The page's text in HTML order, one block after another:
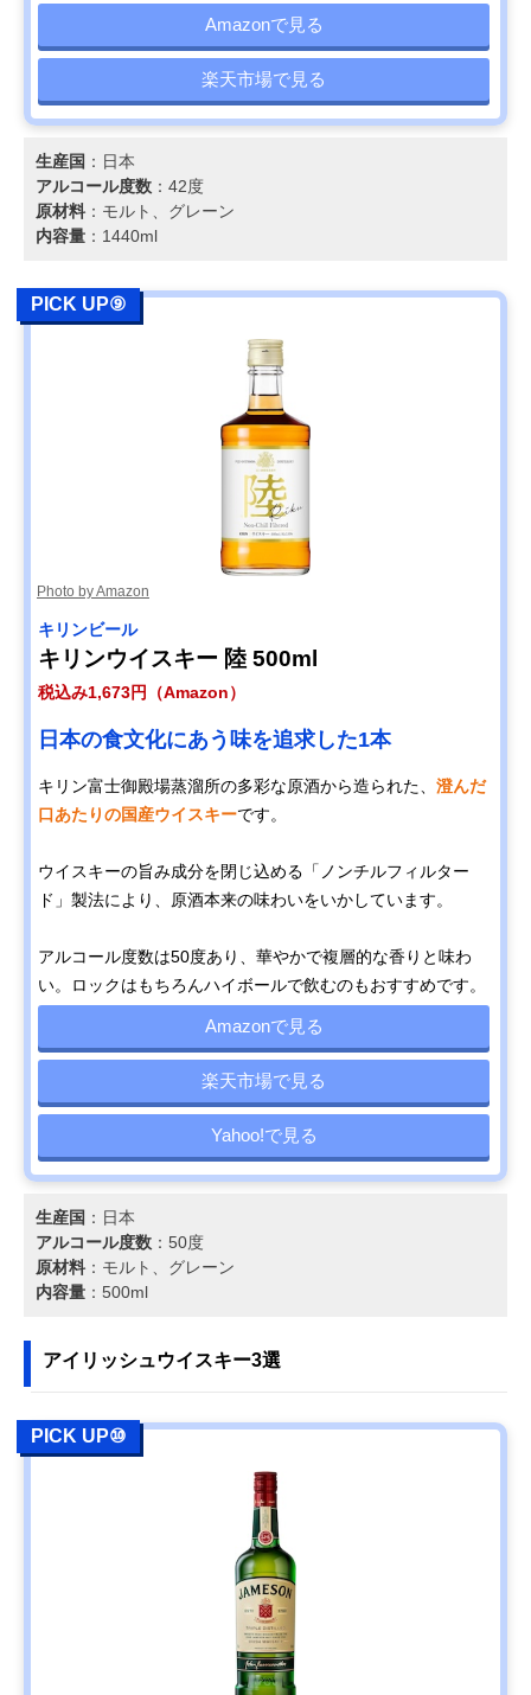
Amazonで見る
楽天市場で見る
生産国 ：日本
アルコール度数 ：42度
原材料 ：モルト、グレーン
内容量 ：1440ml
PICK UP⑨
Photo by Amazon
キリンビール
キリンウイスキー 陸 500ml
税込み1,673円（Amazon）
日本の食文化にあう味を追求した1本
キリン富士御殿場蒸溜所の多彩な原酒から造られた、 澄んだ
口あたりの国産ウイスキーです。
ウイスキーの旨み成分を閉じ込める「ノンチルフィルター
ド」製法により、原酒本来の味わいをいかしています。
アルコール度数は50度あり、華やかで複層的な香りと味わ
い。ロックはもちろんハイボールで飲むのもおすすめです。
Amazonで見る
楽天市場で見る
Yahoo!で見る
生産国 ：日本
アルコール度数 ：50度
原材料 ：モルト、グレーン
内容量 ：500ml
アイリッシュウイスキー3選
PICK UP⑩